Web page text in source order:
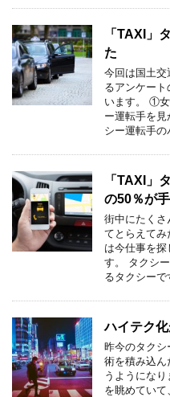
「TAXI」
た
今回は国土交
るアンケー
います。 ①女
ー運転手を
シー運転手の
「TAXI」
の50％が
街中にたくさ
てとらえてみ
は今仕事を
す。 タクシ
るタクシーで
ハイテク
昨今のタクシ
術を積み込ん
うようにな
を眺めていて